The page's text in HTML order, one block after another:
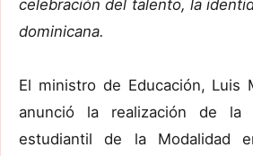
celebración del talento, la
dominicana.
El ministro de Educación, Luis
anunció la realización de la
estudiantil de la Modalidad